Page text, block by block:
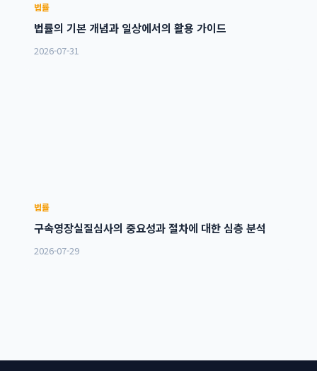
법률
법률의 기본 개념과 일상에서의 활용 가이드
2026-07-31
법률
구속영장실질심사의 중요성과 절차에 대한 심층 분석
2026-07-29